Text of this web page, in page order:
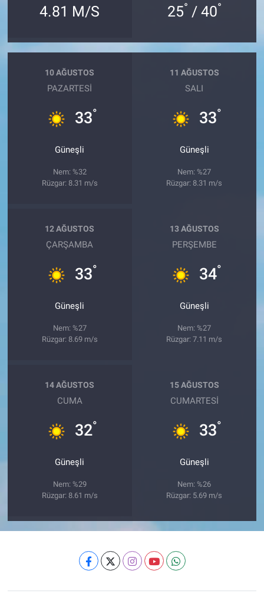
4.81 M/S 25° / 40°
10 AĞUSTOS
PAZARTESI
33°
Güneşli
Nem: %32
Rüzgar: 8.31 m/s
11 AĞUSTOS
SALI
33°
Güneşli
Nem: %27
Rüzgar: 8.31 m/s
12 AĞUSTOS
ÇARŞAMBA
33°
Güneşli
Nem: %27
Rüzgar: 8.69 m/s
13 AĞUSTOS
PERŞEMBE
34°
Güneşli
Nem: %27
Rüzgar: 7.11 m/s
14 AĞUSTOS
CUMA
32°
Güneşli
Nem: %29
Rüzgar: 8.61 m/s
15 AĞUSTOS
CUMARTESI
33°
Güneşli
Nem: %26
Rüzgar: 5.69 m/s